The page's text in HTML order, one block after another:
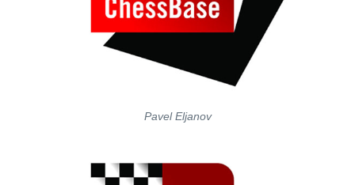
Pavel Eljanov